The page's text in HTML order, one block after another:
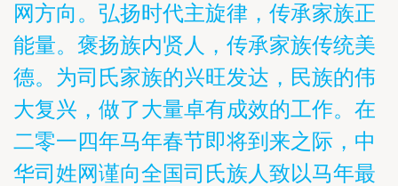
网方向。弘扬时代主旋律，传承家族正
能量。褒扬族内贤人，传承家族传统美
德。为司氏家族的兴旺发达，民族的伟
大复兴，做了大量卓有成效的工作。在
二零一四年马年春节即将到来之际，中
华司姓网谨向全国司氏族人致以马年最